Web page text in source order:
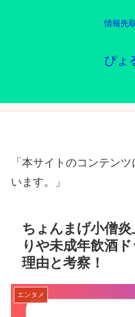
情報先
ぴょ
「本サイトのコンテン
います。」
ちょんまげ小僧
りや未成年飲酒
理由と考察！
エンタメ